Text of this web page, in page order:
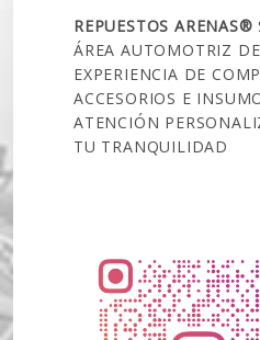
REPUESTOS ARENAS®
ÁREA AUTOMOTRIZ
EXPERIENCIA DE
ACCESORIOS E
ATENCIÓN
TU TRANQUILIDAD